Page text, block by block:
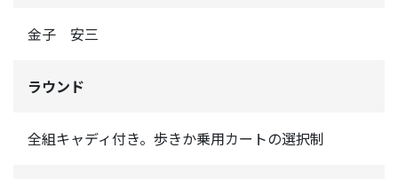
金子 安三
ラウンド
全組キャディ付き。歩きか乗用カートの選択制